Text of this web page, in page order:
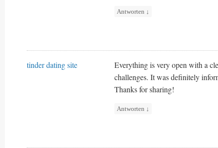
Antworten ↓
tinder dating site
Everything is very open with a
challenges. It was definitely
Thanks for sharing!
Antworten ↓